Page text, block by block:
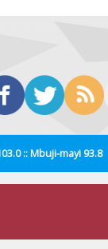
:: Mbuji-mayi 93.8